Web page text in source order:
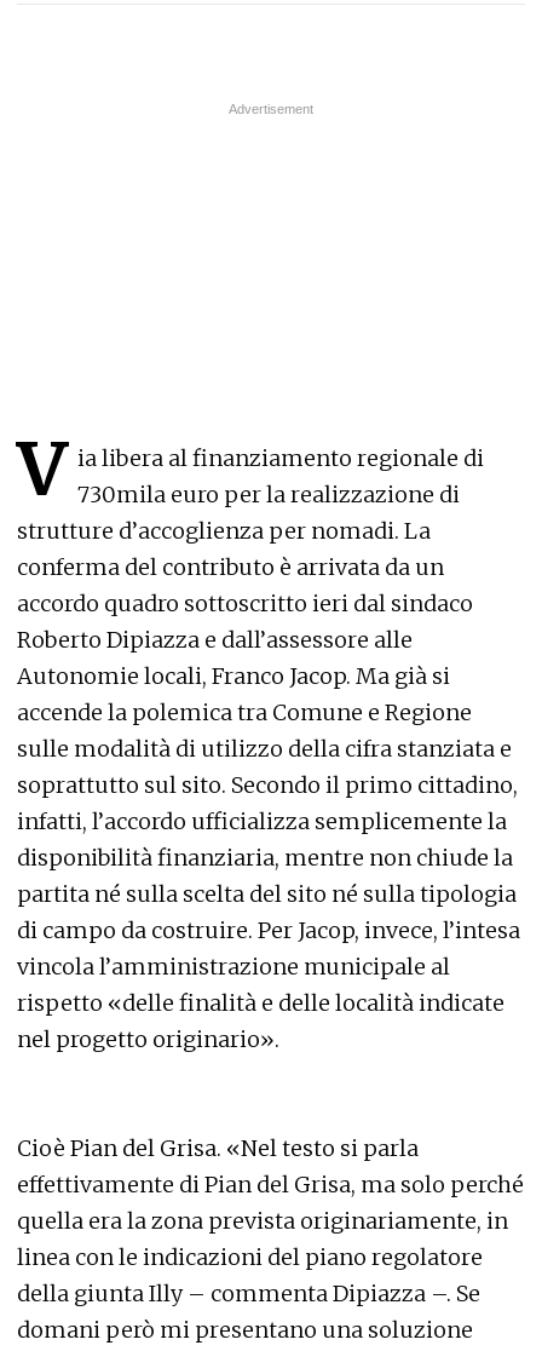
V ia libera al finanziamento regionale di
730mila euro per la realizzazione di
strutture d’accoglienza per nomadi. La
conferma del contributo è arrivata da un
accordo quadro sottoscritto ieri dal sindaco
Roberto Dipiazza e dall’assessore alle
Autonomie locali, Franco Jacop. Ma già si
accende la polemica tra Comune e Regione
sulle modalità di utilizzo della cifra stanziata e
soprattutto sul sito. Secondo il primo cittadino,
infatti, l’accordo ufficializza semplicemente la
disponibilità finanziaria, mentre non chiude la
partita né sulla scelta del sito né sulla tipologia
di campo da costruire. Per Jacop, invece, l’intesa
vincola l’amministrazione municipale al
rispetto «delle finalità e delle località indicate
nel progetto originario».
Cioè Pian del Grisa. «Nel testo si parla
effettivamente di Pian del Grisa, ma solo perché
quella era la zona prevista originariamente, in
linea con le indicazioni del piano regolatore
della giunta Illy – commenta Dipiazza –. Se
domani però mi presentano una soluzione